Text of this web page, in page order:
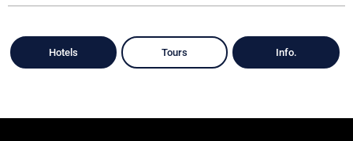
Hotels Tours Info.